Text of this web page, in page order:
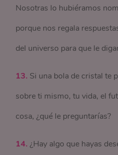
Nosotras lo hubiéramos
porque nos regala
del universo para que le
13. Si una bola de cristal te
sobre ti mismo, tu vida, el
cosa, ¿qué le preguntarías?
14. ¿Hay algo que hayas